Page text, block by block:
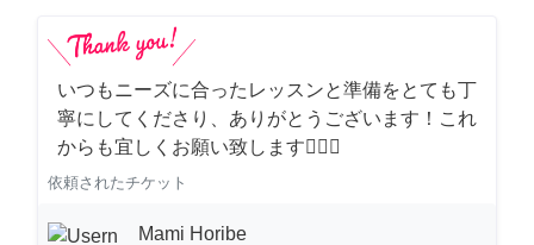
いつもニーズに合ったレッスンと準備をとても丁
寧にしてくださり、ありがとうございます！これ
からも宜しくお願い致します🙇‍♀️✨
依頼されたチケット
Mami Horibe